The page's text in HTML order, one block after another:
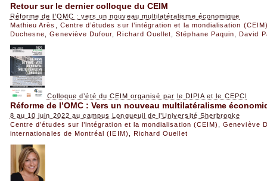
Retour sur le dernier colloque du CEIM
Réforme de l’OMC : vers un nouveau multilatéralisme économique
Mathieu Arès
Centre d’études sur l’intégration et la mondialisation
Duchesne
,Geneviève Dufour ,Richard Ouellet ,Stéphane Paquin ,David
Colloque d’été du CEIM organisé par le DIPIA et le CEPCI
Réforme de l’OMC : Vers un nouveau multilatéralisme
8 au 10 juin 2022 au campus Longueuil de l’Université Sherbrooke
Centre d’études sur l’intégration et la mondialisation (CEIM)
,Geneviève
internationales de Montréal (IEIM)
Richard Ouellet